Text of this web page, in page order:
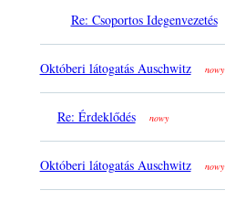
Re: Csoportos Idegenvezetés
Októberi látogatás Auschwitz nowy
Re: Érdeklődés nowy
Októberi látogatás Auschwitz nowy